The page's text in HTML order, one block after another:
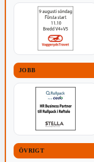
JOBB
ÖVRIGT